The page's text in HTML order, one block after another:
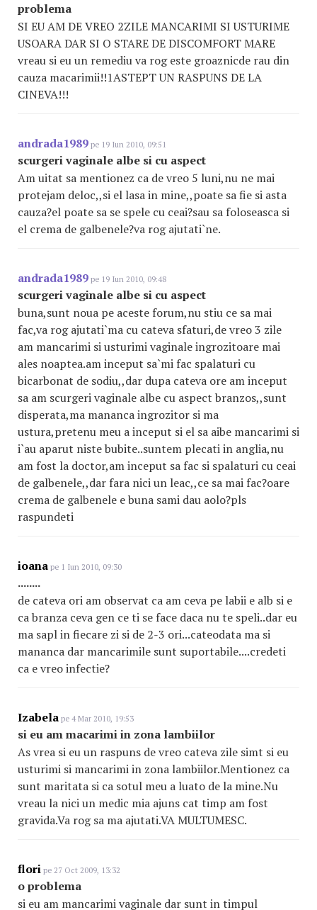
problema
SI EU AM DE VREO 2ZILE MANCARIMI SI USTURIME
USOARA DAR SI O STARE DE DISCOMFORT MARE
vreau si eu un remediu va rog este groaznicde rau din
cauza macarimii!!1ASTEPT UN RASPUNS DE LA
CINEVA!!!
andrada1989 pe 19 Iun 2010, 09:51
scurgeri vaginale albe si cu aspect
Am uitat sa mentionez ca de vreo 5 luni,nu ne mai
protejam deloc,,si el lasa in mine,,poate sa fie si asta
cauza?el poate sa se spele cu ceai?sau sa foloseasca si
el crema de galbenele?va rog ajutati`ne.
andrada1989 pe 19 Iun 2010, 09:48
scurgeri vaginale albe si cu aspect
buna,sunt noua pe aceste forum,nu stiu ce sa mai
fac,va rog ajutati`ma cu cateva sfaturi,de vreo 3 zile
am mancarimi si usturimi vaginale ingrozitoare mai
ales noaptea.am inceput sa`mi fac spalaturi cu
bicarbonat de sodiu,,dar dupa cateva ore am inceput
sa am scurgeri vaginale albe cu aspect branzos,,sunt
disperata,ma mananca ingrozitor si ma
ustura,pretenu meu a inceput si el sa aibe mancarimi si
i`au aparut niste bubite..suntem plecati in anglia,nu
am fost la doctor,am inceput sa fac si spalaturi cu ceai
de galbenele,,dar fara nici un leac,,ce sa mai fac?oare
crema de galbenele e buna sami dau aolo?pls
raspundeti
ioana pe 1 Iun 2010, 09:30
........
de cateva ori am observat ca am ceva pe labii e alb si e
ca branza ceva gen ce ti se face daca nu te speli..dar eu
ma sapl in fiecare zi si de 2-3 ori...cateodata ma si
mananca dar mancarimile sunt suportabile....credeti
ca e vreo infectie?
Izabela pe 4 Mar 2010, 19:53
si eu am macarimi in zona lambiilor
As vrea si eu un raspuns de vreo cateva zile simt si eu
usturimi si mancarimi in zona lambiilor.Mentionez ca
sunt maritata si ca sotul meu a luato de la mine.Nu
vreau la nici un medic mia ajuns cat timp am fost
gravida.Va rog sa ma ajutati.VA MULTUMESC.
flori pe 27 Oct 2009, 13:32
o problema
si eu am mancarimi vaginale dar sunt in timpul